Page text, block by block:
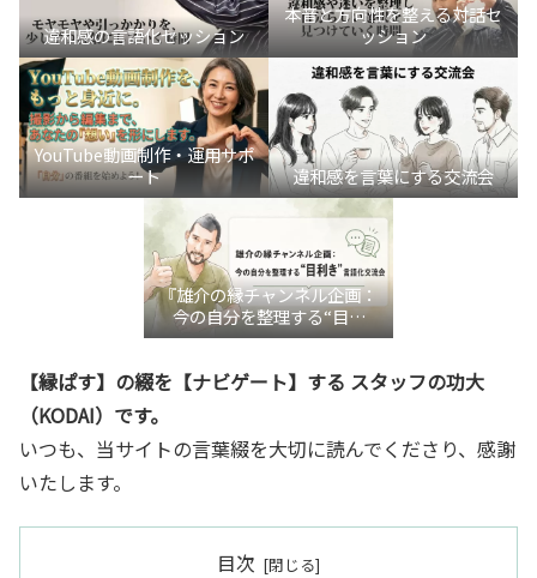
違和感の言語化セッション
本音と方向性を整える対話セ
ッション
YouTube動画制作・運用サポ
ート
違和感を言葉にする交流会
『雄介の縁チャンネル企画：
今の自分を整理する“目利
き”言語化交流会』
【縁ぱす】の綴を【ナビゲート】する スタッフの功大
（KODAI）です。
いつも、当サイトの言葉綴を大切に読んでくださり、感謝
いたします。
目次